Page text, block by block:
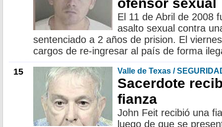
ofensor sexual
El 11 de Abril de 2008
asalto sexual contra
sentenciado a 2 años de prision. El
cargos de re-ingresar al país de forma
15 Valle de Texas /
Sacerdote
fianza
John Feit recibió una
luego de que se